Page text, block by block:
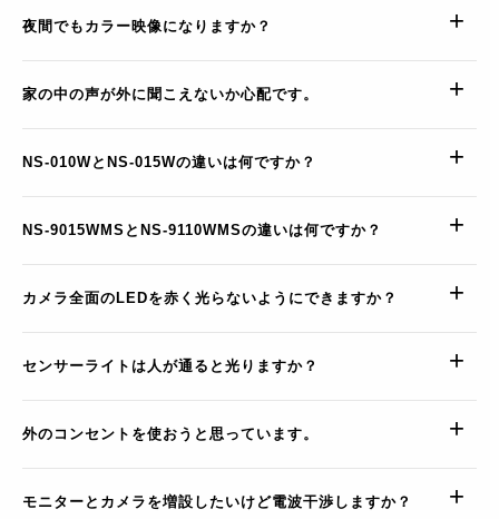
夜間でもカラー映像になりますか？
家の中の声が外に聞こえないか心配です。
NS-010WとNS-015Wの違いは何ですか？
NS-9015WMSとNS-9110WMSの違いは何ですか？
カメラ全面のLEDを赤く光らないようにできますか？
センサーライトは人が通ると光りますか？
外のコンセントを使おうと思っています。
モニターとカメラを増設したいけど電波干渉しますか？